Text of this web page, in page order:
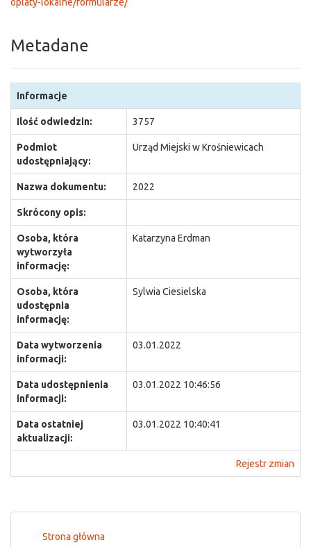
Metadane
Informacje
Ilość odwiedzin: 3757
Podmiot
udostępniający:
Urząd Miejski w Krośniewicach
Nazwa dokumentu: 2022
Skrócony opis:
Osoba, która
wytworzyła
informację:
Katarzyna Erdman
Osoba, która
udostępnia
informację:
Sylwia Ciesielska
Data wytworzenia
informacji:
03.01.2022
Data udostępnienia
informacji:
03.01.2022 10:46:56
Data ostatniej
aktualizacji:
03.01.2022 10:40:41
Rejestr zmian
Strona główna